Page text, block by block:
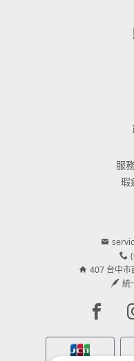
服
瑕
407 台中市
統